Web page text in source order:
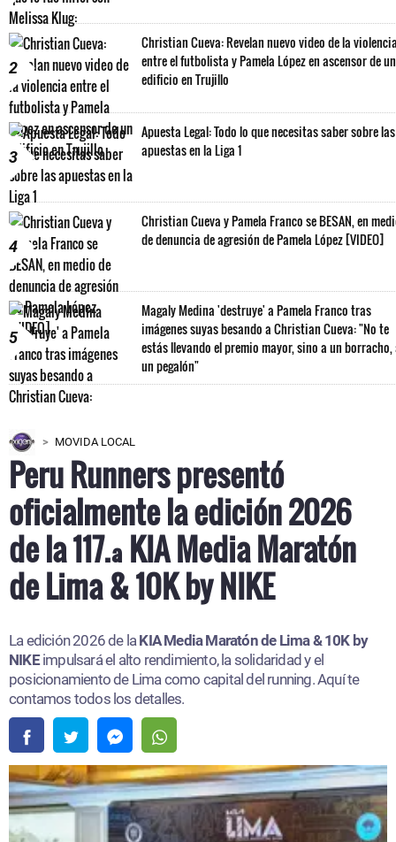
2
Christian Cueva: Revelan nuevo video de la
entre el futbolista y Pamela López en ascensor de un
edificio en Trujillo
3
Apuesta Legal: Todo lo que necesitas saber sobre las
apuestas en la Liga 1
4
Christian Cueva y Pamela Franco se BESAN, en
de denuncia de agresión de Pamela López [VIDEO]
5
Magaly Medina 'destruye' a Pamela Franco tras
imágenes suyas besando a Christian Cueva: "No te
estás llevando el premio mayor, sino a un borracho,
un pegalón"
MOVIDA LOCAL
Peru Runners presentó
oficialmente la edición 2026
de la 117.ª KIA Media Maratón
de Lima & 10K by NIKE
La edición 2026 de la KIA Media Maratón de Lima & 10K by
NIKEimpulsará el alto rendimiento, la solidaridad y el
posicionamiento de Lima como capital del running. Aquí te
contamos todos los detalles.